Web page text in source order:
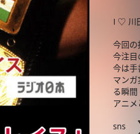
I ♡ 川
今回の
今注目
今は手
マン
る瞬
アニメ
sns